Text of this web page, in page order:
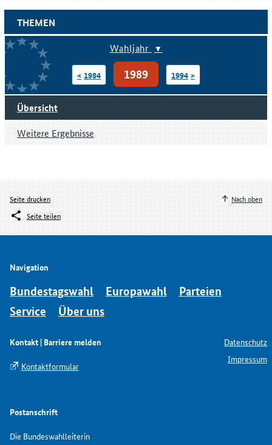
THEMEN
Wahljahr
1984 1989 1994
Übersicht
Weitere Ergebnisse
Seite drucken
Seite teilen
Nach oben
Navigation
Bundestagswahl Europawahl
Parteien
Service
Über uns
Kontakt | Barriere melden
Kontaktformular
Postanschrift
Die Bundeswahlleiterin
Datenschutz
Impressum